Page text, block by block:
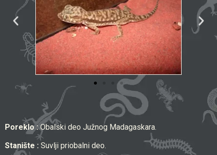
Poreklo :Obalski deo Južnog Madagaskara.
Stanište : Suvlji priobalni deo.